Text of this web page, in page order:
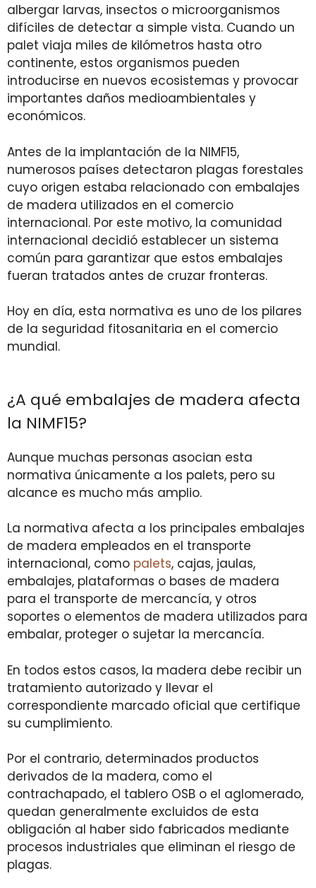
albergar larvas, insectos o microorganismos
difíciles de detectar a simple vista. Cuando un
palet viaja miles de kilómetros hasta otro
continente, estos organismos pueden
introducirse en nuevos ecosistemas y provocar
importantes daños medioambientales y
económicos.
Antes de la implantación de la NIMF15,
numerosos países detectaron plagas forestales
cuyo origen estaba relacionado con embalajes
de madera utilizados en el comercio
internacional. Por este motivo, la comunidad
internacional decidió establecer un sistema
común para garantizar que estos embalajes
fueran tratados antes de cruzar fronteras.
Hoy en día, esta normativa es uno de los pilares
de la seguridad fitosanitaria en el comercio
mundial.
¿A qué embalajes de madera afecta
la NIMF15?
Aunque muchas personas asocian esta
normativa únicamente a los palets, pero su
alcance es mucho más amplio.
La normativa afecta a los principales embalajes
de madera empleados en el transporte
internacional, como palets, cajas, jaulas,
embalajes, plataformas o bases de madera
para el transporte de mercancía, y otros
soportes o elementos de madera utilizados para
embalar, proteger o sujetar la mercancía.
En todos estos casos, la madera debe recibir un
tratamiento autorizado y llevar el
correspondiente marcado oficial que certifique
su cumplimiento.
Por el contrario, determinados productos
derivados de la madera, como el
contrachapado, el tablero OSB o el aglomerado,
quedan generalmente excluidos de esta
obligación al haber sido fabricados mediante
procesos industriales que eliminan el riesgo de
plagas.